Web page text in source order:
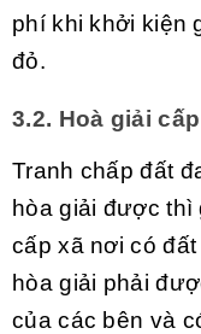
phí khi khởi kiện
đỏ.
3.2. Hoà giải
Tranh chấp đất
hòa giải được
cấp xã nơi có
hòa giải phải
của các bên và